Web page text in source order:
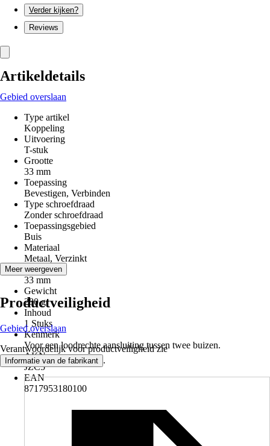
Verder kijken?
Reviews
Artikeldetails
Gebied overslaan
Type artikel
Koppeling
Uitvoering
T-stuk
Grootte
33 mm
Toepassing
Bevestigen, Verbinden
Type schroefdraad
Zonder schroefdraad
Toepassingsgebied
Buis
Materiaal
Metaal, Verzinkt
Diameter
33 mm
Gewicht
280 g
Inhoud
1 Stuks
Kenmerk
Voor een loodrechte aansluiting tussen twee buizen.
AKN
JZC5
EAN
8717953180100
Meer weergeven
Productveiligheid
Gebied overslaan
Verantwoordelijk voor productveiligheid zie
Informatie van de fabrikant .